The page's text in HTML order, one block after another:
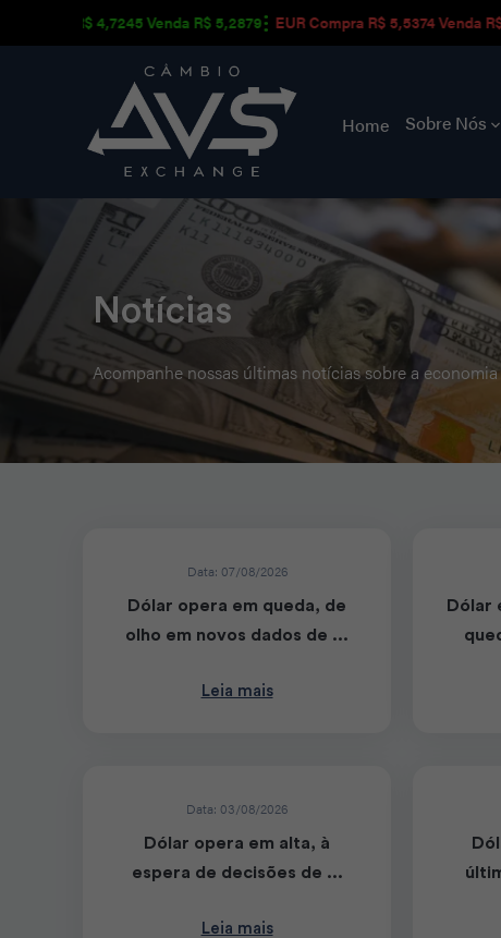
R$ 4,7245 Venda R$ 5,2879 EUR Compra R$ 5,5374 Venda R$
Home Sobre Nós
Notícias
Acompanhe nossas últimas notícias sobre a
Data: 07/08/2026
Dólar opera em queda, de
olho em novos dados de ...
Leia mais
Dólar
Data: 03/08/2026
Dólar opera em alta, à
espera de decisões de ...
Leia mais